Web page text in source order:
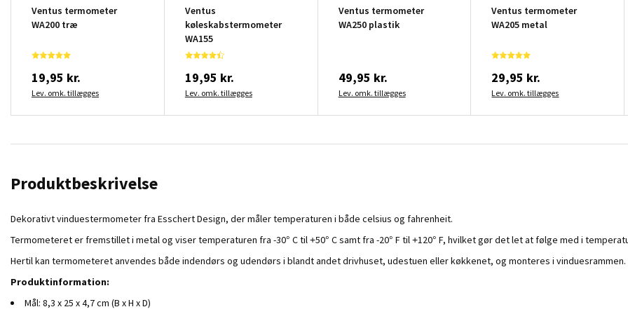
Ventus termometer
WA200 træ
19,95 kr.
Lev. omk. tillægges
Ventus
køleskabstermometer
WA155
19,95 kr.
Lev. omk. tillægges
Ventus termometer
WA250 plastik
49,95 kr.
Lev. omk. tillægges
Ventus termometer
WA205 metal
29,95 kr.
Lev. omk. tillægges
Produktbeskrivelse
Dekorativt vinduestermometer fra Esschert Design, der måler temperaturen i både celsius og fahrenheit.
Termometeret er fremstillet i metal og viser temperaturen fra -30° C til +50° C samt fra -20° F til +120° F, hvilket gør det let at følge med i
Hertil kan termometeret anvendes både indendørs og udendørs i blandt andet drivhuset, udestuen eller køkkenet, og monteres i
Produktinformation:
Mål: 8,3 x 25 x 4,7 cm (B x H x D)